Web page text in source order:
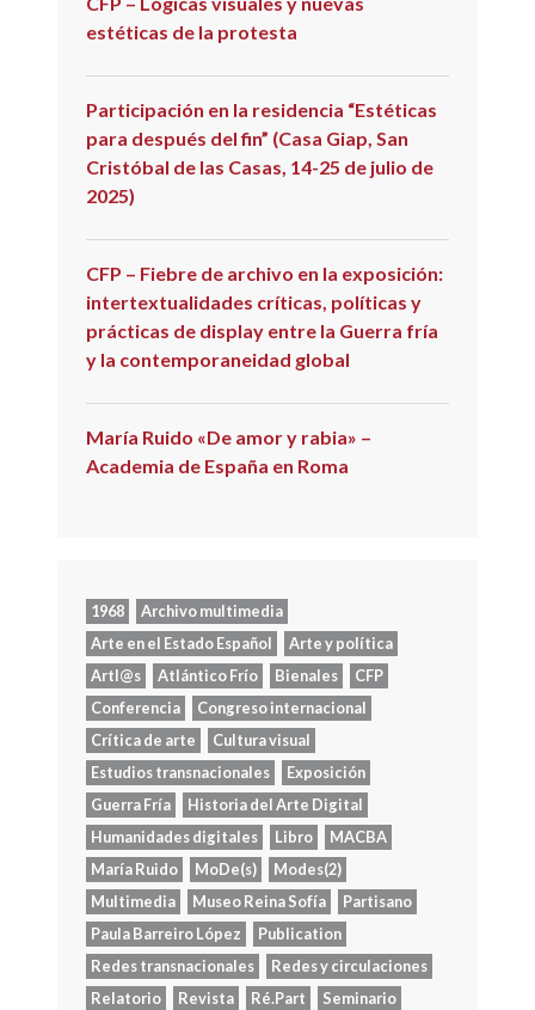
estéticas de la protesta
Participación en la residencia “Estéticas
para después del fin” (Casa Giap, San
Cristóbal de las Casas, 14-25 de julio de
2025)
CFP – Fiebre de archivo en la exposición:
intertextualidades críticas, políticas y
prácticas de display entre la Guerra fría
y la contemporaneidad global
María Ruido «De amor y rabia» –
Academia de España en Roma
1968
Archivo multimedia
Arte en el Estado Español
Arte y política
Artl@s
Atlántico Frío Bienales
CFP
Conferencia
Congreso internacional
Crítica de arte
Cultura visual
Estudios transnacionales
Exposición
Guerra Fría
Historia del Arte Digital
Humanidades digitales
Libro
MACBA
María Ruido
MoDe(s)
Modes(2)
Multimedia
Museo Reina Sofía
Partisano
Paula Barreiro López
Publication
Redes transnacionales
Redes y circulaciones
Relatorio
Revista Ré.Part
Seminario